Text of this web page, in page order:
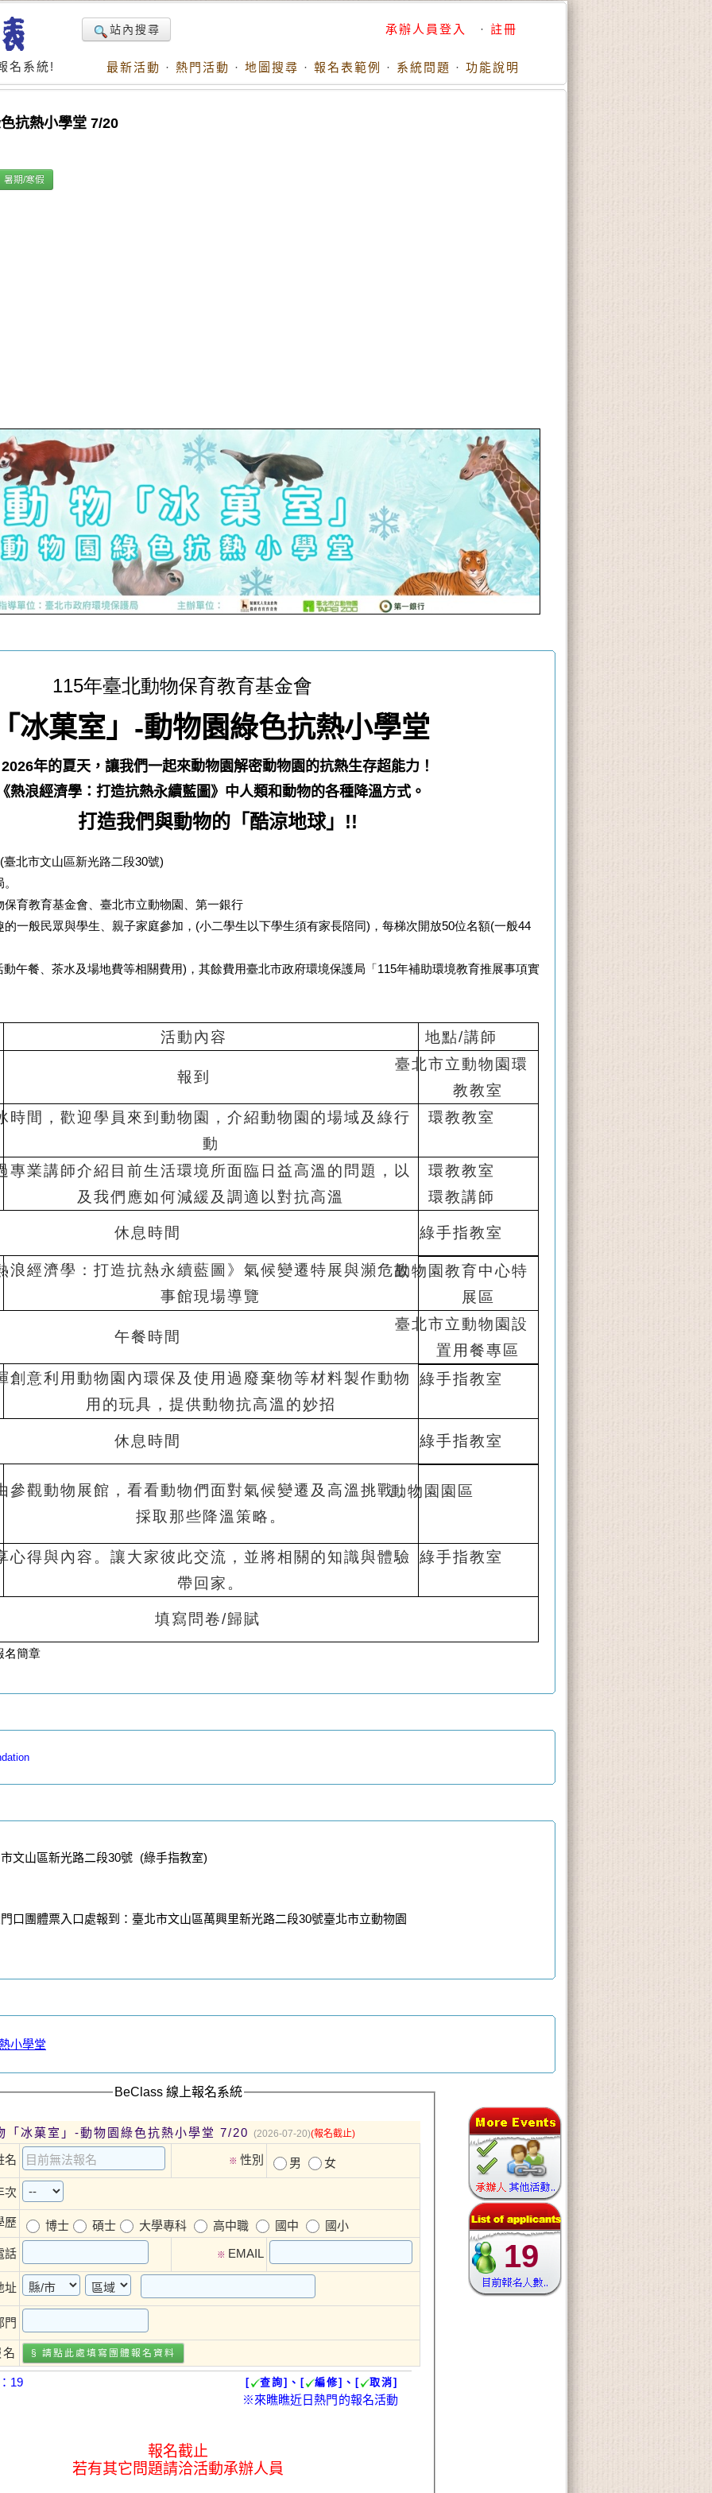
名系統!
站內搜尋 承辦人員登入 · 註冊
最新活動 · 熱門活動 · 地圖搜尋 · 報名表範例 · 系統問題 · 功能說明
抗熱小學堂 7/20
暑期/寒假
115年臺北動物保育教育基金會
冰菓室」-動物園綠色抗熱小學堂
2026年的夏天，讓我們一起來動物園解密動物園的抗熱生存超能力！
熱浪經濟學：打造抗熱永續藍圖》中人類和動物的各種降溫方式。
打造我們與動物的「酷涼地球」!!
(臺北市文山區新光路二段30號)
育教育基金會、臺北市立動物園、第一銀行
一般民眾與學生、親子家庭參加，(小二學生以下學生須有家長陪同)，每梯次開放50位名額(一般44
動午餐、茶水及場地費等相關費用) ，其餘費用臺北市政府環境保護局 「115年補助環境教育推展事項實
活動內容 地點/講師
報到
臺北市立動物園環
教教室
時間，歡迎學員來到動物園，介紹動物園的場域及綠行
動
環教教室
專業講師介紹目前生活環境所面臨日益高溫的問題，以
及我們應如何減緩及調適以對抗高溫
環教教室
環教講師
休息時間 綠手指教室
浪經濟學：打造抗熱永續藍圖》氣候變遷特展與瀕危故
事館現場導覽
動物園教育中心特
展區
午餐時間
臺北市立動物園設
置用餐專區
創意利用動物園內環保及使用過廢棄物等材料製作動物
用的玩具，提供動物抗高溫的妙招
綠手指教室
休息時間 綠手指教室
參觀動物展館，看看動物們面對氣候變遷及高溫挑戰，
採取那些降溫策略。
動物園園區
心得與內容。讓大家彼此交流，並將相關的知識與體驗
帶回家。
綠手指教室
填寫問卷/歸賦
名簡章
文山區新光路二段30號 (綠手指教室)
口團體票入口處報到：臺北市文山區萬興里新光路二段30號臺北市立動物園
小學堂
19
BeClass 線上報名系統
「冰菓室」-動物園綠色抗熱小學堂 7/20 (2026-07-20)(報名截止)
名 ※ 性別 男 女
次
歷 博士 碩士 大學專科 高中職 國中 國小
話 ※ EMAIL
址
門
§ 請點此處填寫 團體報名 資料
19 [ 查詢]、[ 編修]、[ 取消]
※來瞧瞧近日熱門的報名活動
報名截止
若有其它問題請洽活動承辦人員